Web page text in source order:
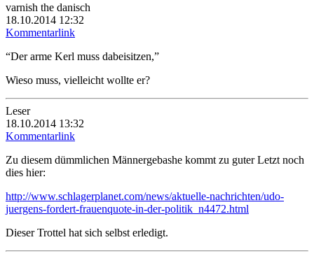
varnish the danisch
18.10.2014 12:32
Kommentarlink
“Der arme Kerl muss dabeisitzen,”
Wieso muss, vielleicht wollte er?
Leser
18.10.2014 13:32
Kommentarlink
Zu diesem dümmlichen Männergebashe kommt zu guter Letzt noch
dies hier:
http://www.schlagerplanet.com/news/aktuelle-nachrichten/udo-
juergens-fordert-frauenquote-in-der-politik_n4472.html
Dieser Trottel hat sich selbst erledigt.